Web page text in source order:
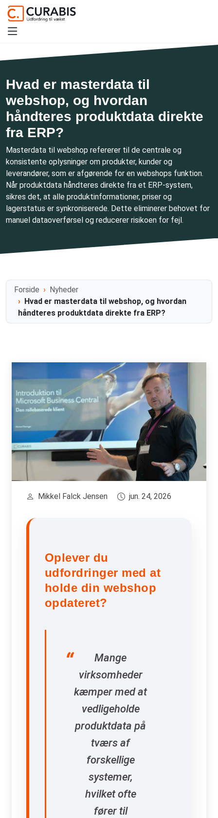
Hvad er masterdata til
webshop, og hvordan
håndteres produktdata direkte
fra ERP?
Masterdata til webshop refererer til de centrale og
konsistente oplysninger om produkter, kunder og
leverandører, som er afgørende for en webshops funktion.
Når produktdata håndteres direkte fra et ERP-system,
sikres det, at alle produktinformationer, priser og
lagerstatus er synkroniserede. Dette eliminerer behovet for
manuel dataoverførsel og reducerer risikoen for fejl.
Forside
Nyheder
Hvad er masterdata til webshop, og hvordan
håndteres produktdata direkte fra ERP?
Mikkel Falck Jensen jun. 24, 2026
Oplever du
udfordringer med at
holde din webshop
opdateret?
Mange
virksomheder
kæmper med at
vedligeholde
produktdata på
tværs af
forskellige
systemer,
hvilket ofte
fører til